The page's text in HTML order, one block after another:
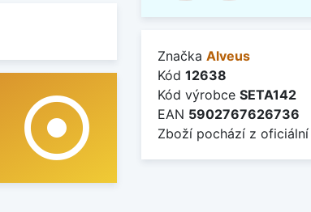
adjust
Značka Alveus
Kód 12638
Kód výrobce SETA142
EAN 5902767626736
Zboží pochází z